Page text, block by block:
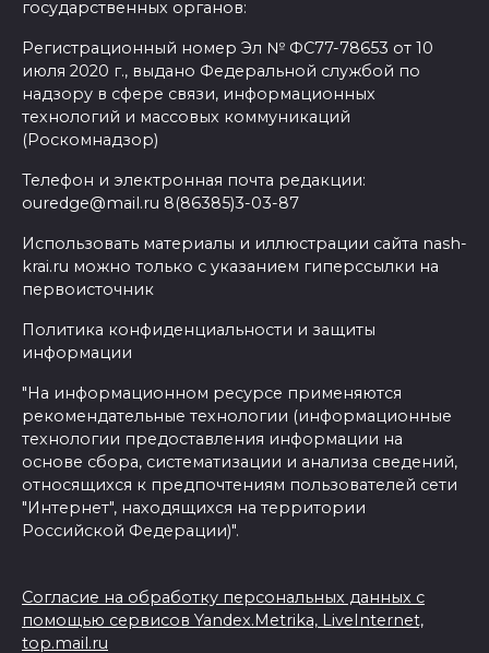
государственных органов:
Регистрационный номер Эл № ФС77-78653 от 10
июля 2020 г., выдано Федеральной службой по
надзору в сфере связи, информационных
технологий и массовых коммуникаций
(Роскомнадзор)
Телефон и электронная почта редакции:
ouredge@mail.ru 8(86385)3-03-87
Использовать материалы и иллюстрации сайта nash-
krai.ru можно только с указанием гиперссылки на
первоисточник
Политика конфиденциальности и защиты
информации
"На информационном ресурсе применяются
рекомендательные технологии (информационные
технологии предоставления информации на
основе сбора, систематизации и анализа сведений,
относящихся к предпочтениям пользователей сети
"Интернет", находящихся на территории
Российской Федерации)".
Согласие на обработку персональных данных с
помощью сервисов Yandex.Metrika, LiveInternet,
top.mail.ru